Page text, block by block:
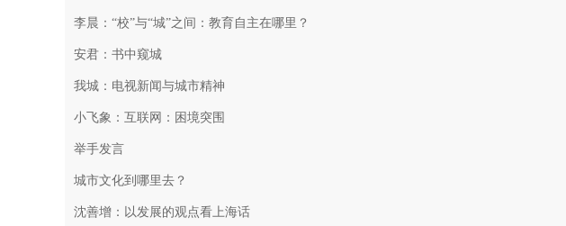
李晨：“校”与“城”之间：教育自主在哪里？
安君：书中窥城
我城：电视新闻与城市精神
小飞象：互联网：困境突围
举手发言
城市文化到哪里去？
沈善增：以发展的观点看上海话